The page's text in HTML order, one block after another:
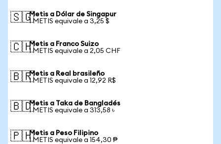
🇸🇬Metis a Dólar de Singapur
1 METIS equivale a 3,25 $
🇨🇭Metis a Franco Suizo
1 METIS equivale a 2,05 CHF
🇧🇷Metis a Real brasileño
1 METIS equivale a 12,92 R$
🇧🇩Metis a Taka de Bangladés
1 METIS equivale a 313,58 ৳
🇵🇭Metis a Peso Filipino
1 METIS equivale a 154,30 ₱